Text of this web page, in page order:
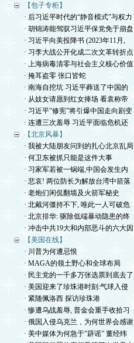
【包子专柜】
· 后习近平时代的“静音模式”与权力
· 胡锦涛能驾驭习近平保党免于崩盘
· 习近平向美投降书 (2023年11月,
· 习李大战公开化成二次文革转折点
· 上海病毒清零与社会主义核心价值
· 掩耳盗零 张口皆蛇
· 南海自挖坑 习近平葬送了中国的
· 从妓女请愿到红女捧场 看袁称帝
· 习近平”修宪”将引爆中国走向剧变
· 连遭三次羞辱 习近平面临危机还
【北京风暴】
· 我被大陆朋友问到的扎心北京乱局
· 何卫东被抓只能是这件大事
· 习家军若被一锅端,中国会发生内
· 悲哀! 两位防长为解放台湾中箭落
· 老炮们闲侃翻墙及火箭军秘史
· 北戴河僵持不下, 唯此一人可破危
· 北京排华: 驱除低端暴动隐患的终
· 冲击中共19大和内部恶斗的六大因
【美国在线】
· 川普为何遭忌恨
· MAGA的领土野心和全球布局
· 民主党的一千多万张选票到底去了
· 美国迎来了珍珠港时刻:气球入侵
· 紧随佩洛西 探访珍珠港
· 惨遭乌战羞辱, 普金会重手收拾习
· 俄国入侵乌克兰，为何世界会感谢
· 美中媒体为何急于”辟谣” 董经纬